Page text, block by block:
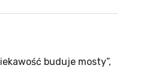
buduje mosty”,